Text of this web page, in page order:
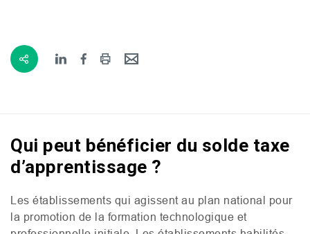
Qui peut bénéficier du solde taxe
d’apprentissage ?
Les établissements qui agissent au plan national pour
la promotion de la formation technologique et